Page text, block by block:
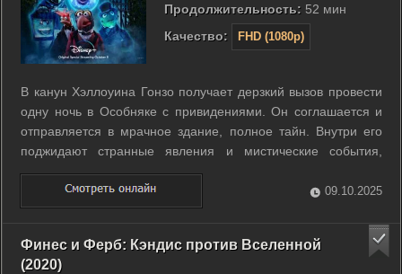
Продолжительность: 52 мин
Качество:
FHD (1080p)
В канун Хэллоуина Гонзо получает дерзкий вызов провести
одну ночь в Особняке с привидениями. Он соглашается и
отправляется в мрачное здание, полное тайн. Внутри его
поджидают странные явления и мистические события,
которые испытывают смелость и здравый смысл. По ходу
ночи Гонзо сталкивается с призрачными обитателями и
неожиданными испытаниями. ...
09.10.2025
Финес и Ферб: Кэндис против Вселенной
(2020)